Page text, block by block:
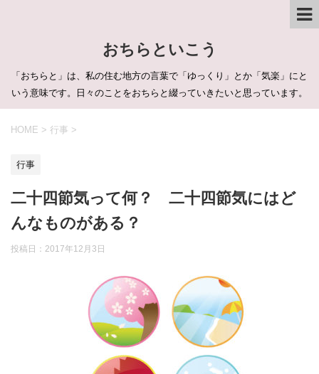
おちらといこう
「おちらと」は、私の住む地方の言葉で「ゆっくり」とか「気楽」にと
いう意味です。日々のことをおちらと綴っていきたいと思っています。
HOME > 行事 >
行事
二十四節気って何？ 二十四節気にはど
んなものがある？
投稿日： 2017年12月3日